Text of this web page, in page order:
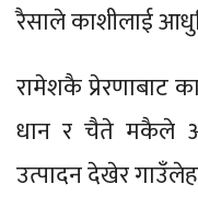
रैसाले काशीलाई
रामेशकै प्रेरणाबाट
धान र चैते मकैले
उत्पादन देखेर